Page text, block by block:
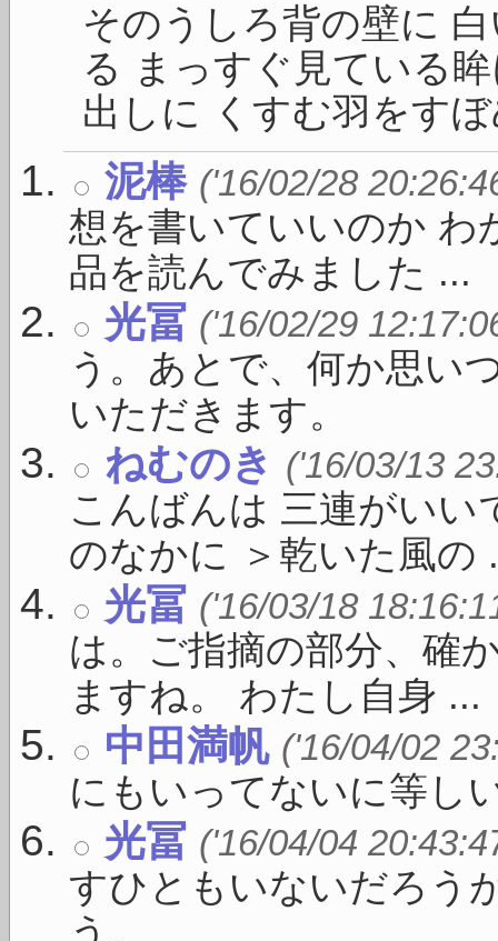
そのうしろ背の壁に
る まっすぐ見ている
出しに くすむ羽をす
泥棒 ('16/02/28
想を書いていいのか わ
品を読んでみました ...
光冨 ('16/02/29
う。あとで、何か思い
いただきます。
ねむのき ('16/03/13
こんばんは 三連がい
のなかに ＞乾いた風の
光冨 ('16/03/18
は。ご指摘の部分、確
ますね。 わたし自身 ...
中田満帆 ('16/04/02
にもいってないに等し
光冨 ('16/04/04
すひともいないだろう